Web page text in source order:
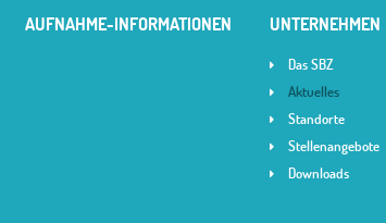
AUFNAHME-INFORMATIONEN UNTERNEHMEN
Das SBZ
Aktuelles
Standorte
Stellenangebote
Downloads